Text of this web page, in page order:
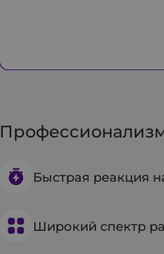
Быстрая реакция
Широкий спектр